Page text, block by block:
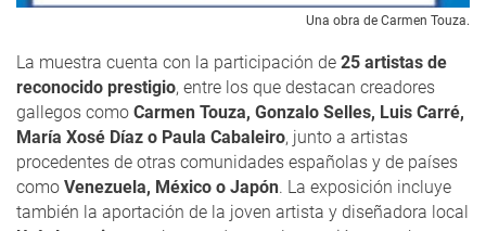
Una obra de Carmen Touza.
La muestra cuenta con la participación de 25 artistas de
reconocido prestigio, entre los que destacan creadores
gallegos como Carmen Touza, Gonzalo Selles, Luis Carré,
María Xosé Díaz o Paula Cabaleiro, junto a artistas
procedentes de otras comunidades españolas y de países
como Venezuela, México o Japón. La exposición incluye
también la aportación de la joven artista y diseñadora local